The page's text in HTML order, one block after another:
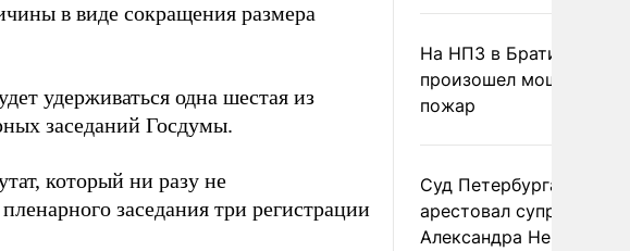
в виде сокращения размера
удерживаться одна шестая из
заседаний Госдумы.
который ни разу не
заседания три регистрации
На НПЗ в Братиславе
произошел мощный
пожар
Суд Петербурга заочно
арестовал супругу
Александра Невзорова